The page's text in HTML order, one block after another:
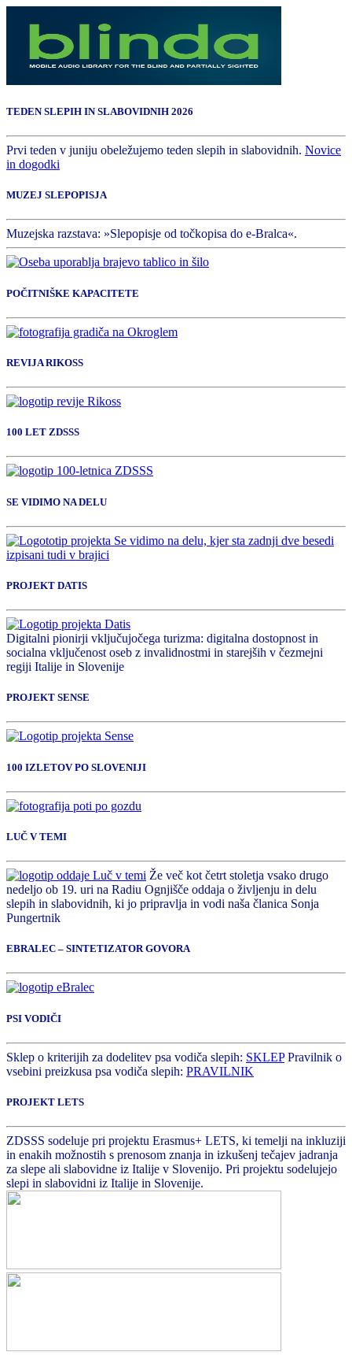
TEDEN SLEPIH IN SLABOVIDNIH 2026
Prvi teden v juniju obeležujemo teden slepih in slabovidnih. Novice
in dogodki
MUZEJ SLEPOPISJA
Muzejska razstava: »Slepopisje od točkopisa do e-Bralca«.
POČITNIŠKE KAPACITETE
REVIJA RIKOSS
100 LET ZDSSS
SE VIDIMO NA DELU
PROJEKT DATIS
Digitalni pionirji vključujočega turizma: digitalna dostopnost in
socialna vključenost oseb z invalidnostmi in starejših v čezmejni
regiji Italije in Slovenije
PROJEKT SENSE
100 IZLETOV PO SLOVENIJI
LUČ V TEMI
Že več kot četrt stoletja vsako drugo
nedeljo ob 19. uri na Radiu Ognjišče oddaja o življenju in delu
slepih in slabovidnih, ki jo pripravlja in vodi naša članica Sonja
Pungertnik
EBRALEC – SINTETIZATOR GOVORA
PSI VODIČI
Sklep o kriterijih za dodelitev psa vodiča slepih: SKLEPPravilnik o
vsebini preizkusa psa vodiča slepih: PRAVILNIK
PROJEKT LETS
ZDSSS sodeluje pri projektu Erasmus+ LETS, ki temelji na inkluziji
in enakih možnostih s prenosom znanja in izkušenj tečajev jadranja
za slepe ali slabovidne iz Italije v Slovenijo. Pri projektu sodelujejo
slepi in slabovidni iz Italije in Slovenije.